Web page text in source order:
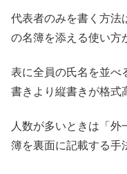
代表者のみを書く方法
の名簿を添える使い方
表に全員の氏名を並べ
書きより縦書きが格式
人数が多いときは「外
簿を裏面に記載する手